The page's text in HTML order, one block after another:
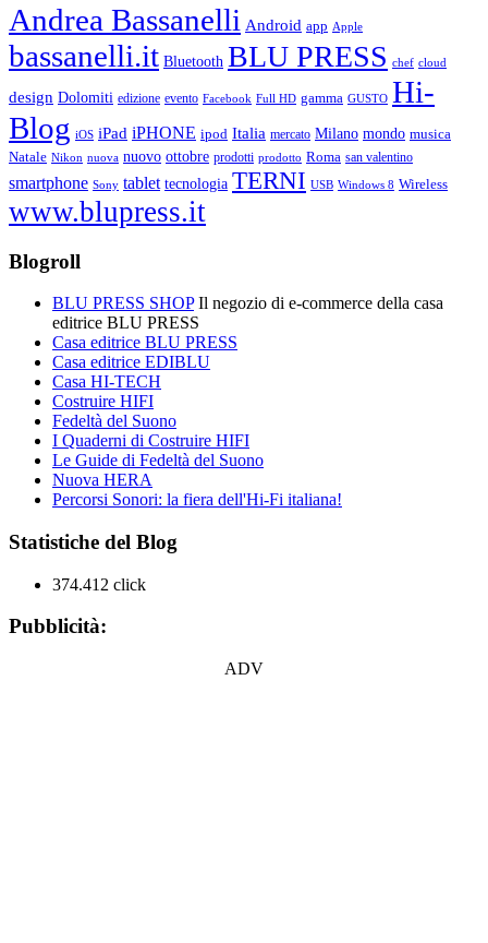
Andrea Bassanelli Android app Apple
bassanelli.it Bluetooth BLU PRESS chef cloud
design Dolomiti edizione evento Facebook Full HD gamma GUSTO Hi-
Blog iOS iPad iPHONE ipod Italia mercato Milano mondo musica
Natale Nikon nuova nuovo ottobre prodotti prodotto Roma san valentino
smartphone Sony tablet tecnologia TERNI USB Windows 8 Wireless
www.blupress.it
Blogroll
BLU PRESS SHOPIl negozio di e-commerce della casa
editrice BLU PRESS
Casa editrice BLU PRESS
Casa editrice EDIBLU
Casa HI-TECH
Costruire HIFI
Fedeltà del Suono
I Quaderni di Costruire HIFI
Le Guide di Fedeltà del Suono
Nuova HERA
Percorsi Sonori: la fiera dell'Hi-Fi italiana!
Statistiche del Blog
374.412 click
Pubblicità:
ADV